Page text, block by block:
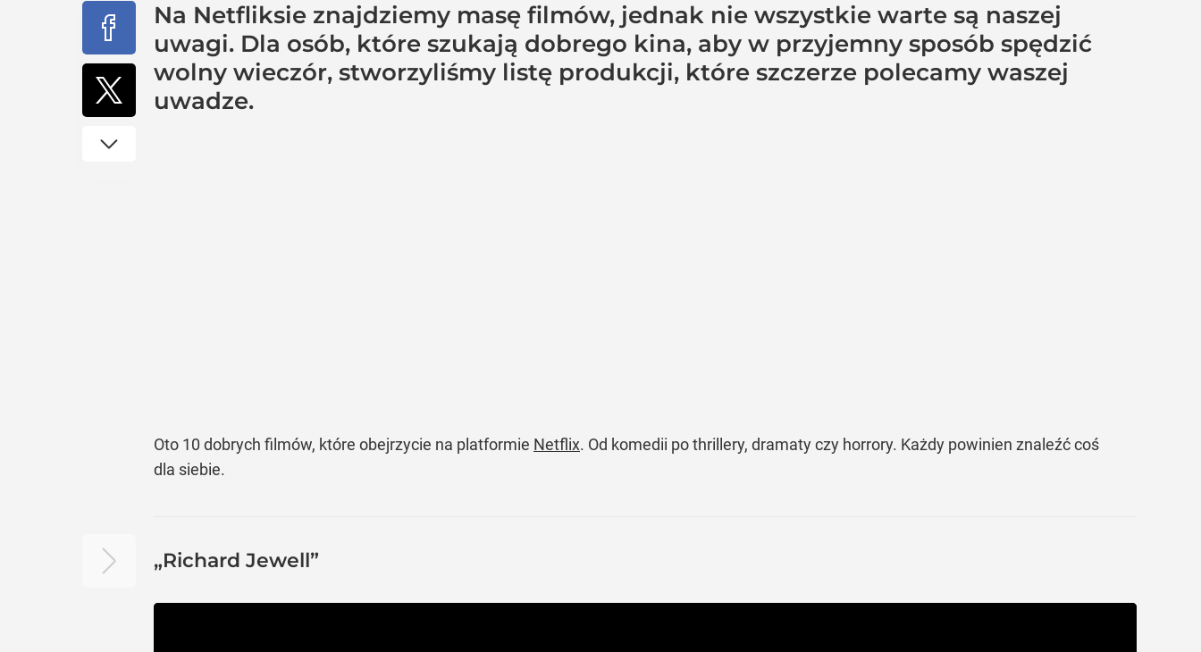
Na Netfliksie znajdziemy masę filmów, jednak nie wszystkie warte są naszej
uwagi. Dla osób, które szukają dobrego kina, aby w przyjemny sposób spędzić
wolny wieczór, stworzyliśmy listę produkcji, które szczerze polecamy waszej
uwadze.
Oto 10 dobrych filmów, które obejrzycie na platformie Netflix. Od komedii po thrillery, dramaty czy horrory. Każdy powinien znaleźć coś
dla siebie.
„Richard Jewell”